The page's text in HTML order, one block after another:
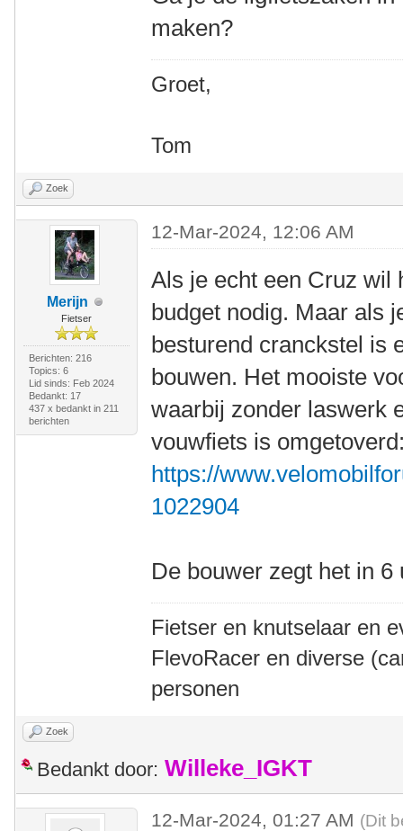
maken?
Groet,
Tom
Zoek
Merijn
Fietser
Berichten: 216
Topics: 6
Lid sinds: Feb 2024
Bedankt: 17
437 x bedankt in 211
berichten
12-Mar-2024, 12:06 AM
Als je echt een Cruz wil
budget nodig. Maar als
besturend cranckstel is
bouwen. Het mooiste
waarbij zonder laswerk
vouwfiets is
https://
1022904
De bouwer zegt het in
Fietser en knutselaar en
FlevoRacer en diverse
personen
Zoek
Bedankt door: Willeke_IGKT
12-Mar-2024, 01:27 AM (Dit